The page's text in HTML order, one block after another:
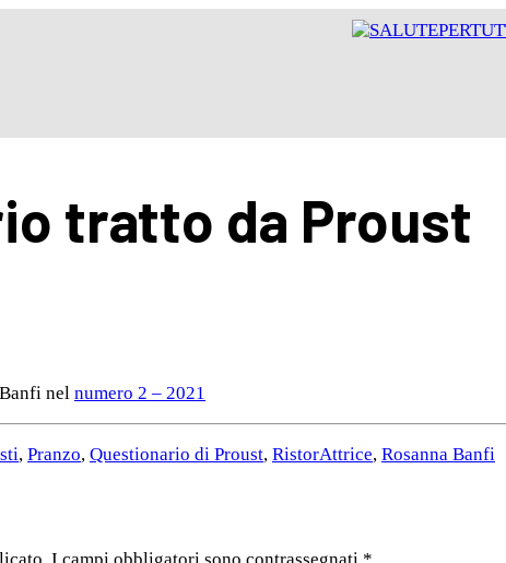
tratto da Proust
nel numero 2 – 2021
, Pranzo, Questionario di Proust, RistorAttrice, Rosanna Banfi
I campi obbligatori sono contrassegnati *